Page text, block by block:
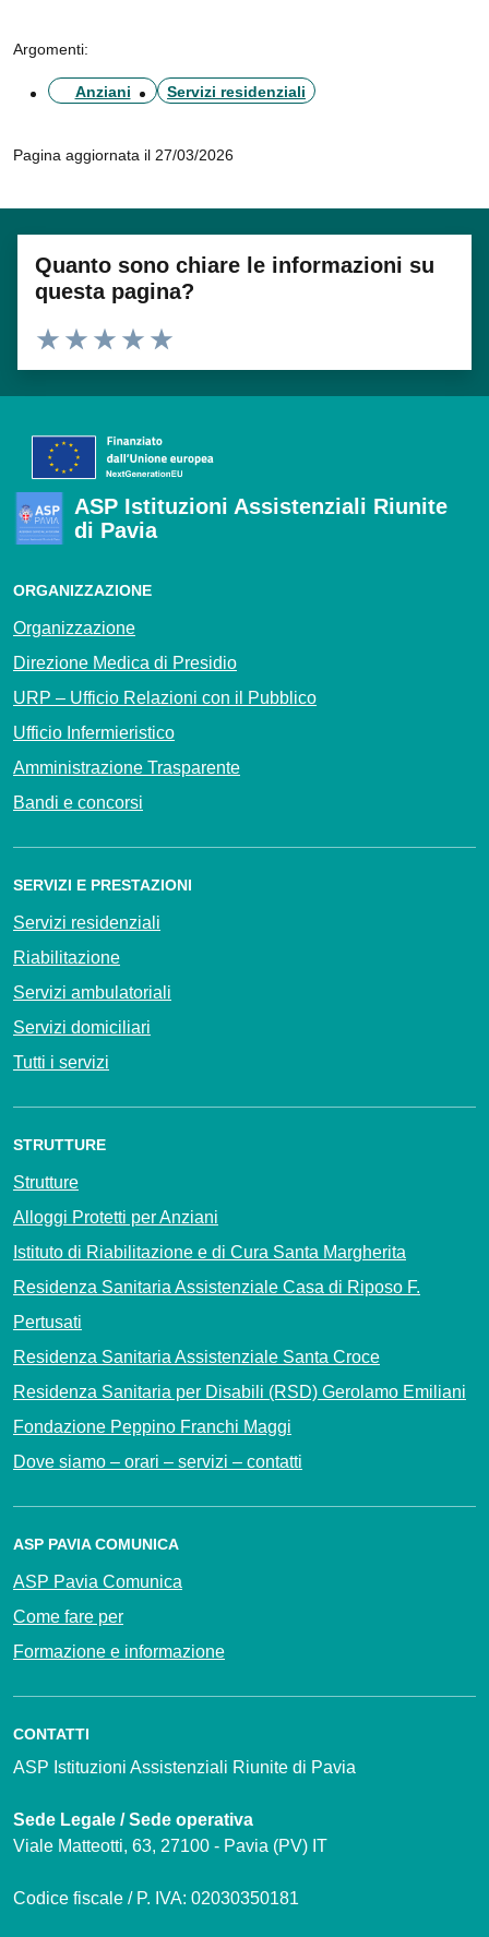
Argomenti:
Anziani Servizi residenziali
Pagina aggiornata il 27/03/2026
Quanto sono chiare le informazioni su
questa pagina?
ASP Istituzioni Assistenziali Riunite
di Pavia
ORGANIZZAZIONE
Organizzazione
Direzione Medica di Presidio
URP – Ufficio Relazioni con il Pubblico
Ufficio Infermieristico
Amministrazione Trasparente
Bandi e concorsi
SERVIZI E PRESTAZIONI
Servizi residenziali
Riabilitazione
Servizi ambulatoriali
Servizi domiciliari
Tutti i servizi
STRUTTURE
Strutture
Alloggi Protetti per Anziani
Istituto di Riabilitazione e di Cura Santa Margherita
Residenza Sanitaria Assistenziale Casa di Riposo F.
Pertusati
Residenza Sanitaria Assistenziale Santa Croce
Residenza Sanitaria per Disabili (RSD) Gerolamo Emiliani
Fondazione Peppino Franchi Maggi
Dove siamo – orari – servizi – contatti
ASP PAVIA COMUNICA
ASP Pavia Comunica
Come fare per
Formazione e informazione
CONTATTI
ASP Istituzioni Assistenziali Riunite di Pavia
Sede Legale / Sede operativa
Viale Matteotti, 63, 27100 - Pavia (PV) IT
Codice fiscale / P. IVA: 02030350181